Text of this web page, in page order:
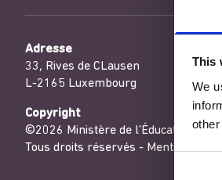
This
We
Adresse
33, Rives de CLausen
L-2165 Luxembourg
Copyright
©2026 Ministère de l’Éducation
Tous droits réservés - Mentions